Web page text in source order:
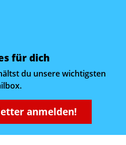
für dich
du unsere wichtigsten
anmelden!